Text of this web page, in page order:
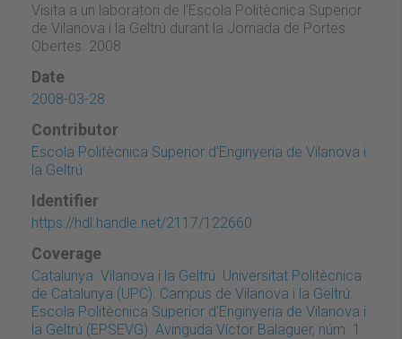
Visita a un laboratori de l'Escola Politècnica Superior
de Vilanova i la Geltrú durant la Jornada de Portes
Obertes. 2008
Date
2008-03-28
Contributor
Escola Politècnica Superior d'Enginyeria de Vilanova i
la Geltrú
Identifier
https://hdl.handle.net/2117/122660
Coverage
Catalunya. Vilanova i la Geltrú. Universitat Politècnica
de Catalunya (UPC). Campus de Vilanova i la Geltrú.
Escola Politècnica Superior d'Enginyeria de Vilanova i
la Geltrú (EPSEVG). Avinguda Víctor Balaguer, núm. 1